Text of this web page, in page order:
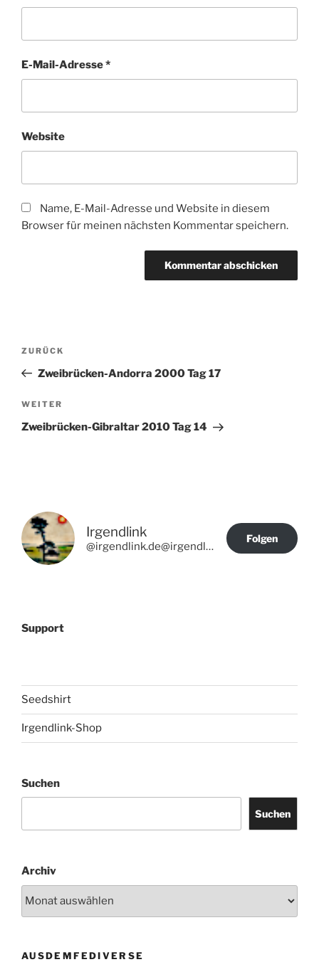
E-Mail-Adresse*
Website
Name, E-Mail-Adresse und Website in diesem
Browser für meinen nächsten Kommentar speichern.
Beitragsnavigation
Vorheriger
Beitrag
ZURÜCK
Zweibrücken-Andorra 2000 Tag 17
Nächster
Beitrag
WEITER
Zweibrücken-Gibraltar 2010 Tag 14
Irgendlink
@irgendlink.de@irgendlink.de
Folgen
Support
Seedshirt
Irgendlink-Shop
Suchen
Suchen
Archiv
AUSDEMFEDIVERSE